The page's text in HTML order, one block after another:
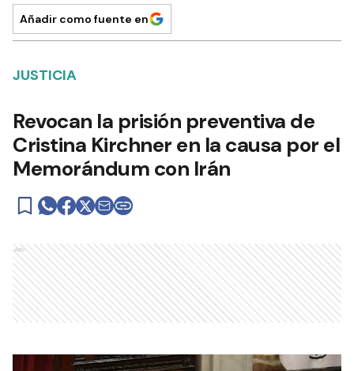
Añadir como fuente en
JUSTICIA
Revocan la prisión preventiva de
Cristina Kirchner en la causa por el
Memorándum con Irán
Ads